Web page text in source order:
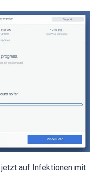
auf Infektionen mit